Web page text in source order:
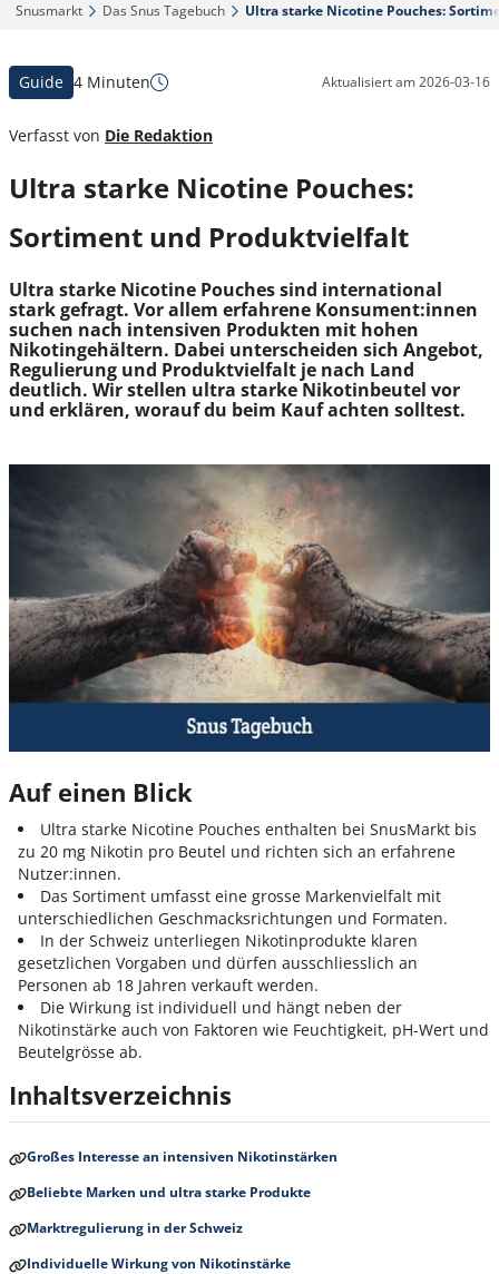
Snusmarkt‎ Das Snus Tagebuch‎ Ultra starke Nicotine Pouches:
Guide 4 Minuten Aktualisiert am2026-03-16
Verfasst von Die Redaktion
Ultra starke Nicotine Pouches:
Sortiment und Produktvielfalt
Ultra starke Nicotine Pouches sind international
stark gefragt. Vor allem erfahrene Konsument:innen
suchen nach intensiven Produkten mit hohen
Nikotingehältern. Dabei unterscheiden sich Angebot,
Regulierung und Produktvielfalt je nach Land
deutlich. Wir stellen ultra starke Nikotinbeutel vor
und erklären, worauf du beim Kauf achten solltest.
Auf einen Blick
Ultra starke Nicotine Pouches enthalten bei SnusMarkt bis
zu 20 mg Nikotin pro Beutel und richten sich an erfahrene
Nutzer:innen.
Das Sortiment umfasst eine grosse Markenvielfalt mit
unterschiedlichen Geschmacksrichtungen und Formaten.
In der Schweiz unterliegen Nikotinprodukte klaren
gesetzlichen Vorgaben und dürfen ausschliesslich an
Personen ab 18 Jahren verkauft werden.
Die Wirkung ist individuell und hängt neben der
Nikotinstärke auch von Faktoren wie Feuchtigkeit, pH-Wert und
Beutelgrösse ab.
Inhaltsverzeichnis
Großes Interesse an intensiven Nikotinstärken
Beliebte Marken und ultra starke Produkte
Marktregulierung in der Schweiz
Individuelle Wirkung von Nikotinstärke